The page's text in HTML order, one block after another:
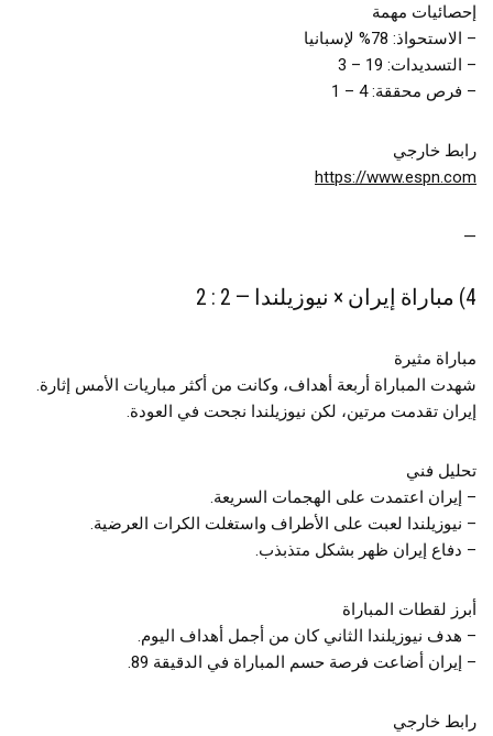
إحصائيات مهمة
– الاستحواذ: 78% لإسبانيا
– التسديدات: 19 – 3
– فرص محققة: 4 – 1
رابط خارجي
https://www.espn.com
—
4) مباراة إيران × نيوزيلندا — 2 : 2
مباراة مثيرة
شهدت المباراة أربعة أهداف، وكانت من أكثر مباريات الأمس إثارة.
إيران تقدمت مرتين، لكن نيوزيلندا نجحت في العودة.
تحليل فني
– إيران اعتمدت على الهجمات السريعة.
– نيوزيلندا لعبت على الأطراف واستغلت الكرات العرضية.
– دفاع إيران ظهر بشكل متذبذب.
أبرز لقطات المباراة
– هدف نيوزيلندا الثاني كان من أجمل أهداف اليوم.
– إيران أضاعت فرصة حسم المباراة في الدقيقة 89.
رابط خارجي